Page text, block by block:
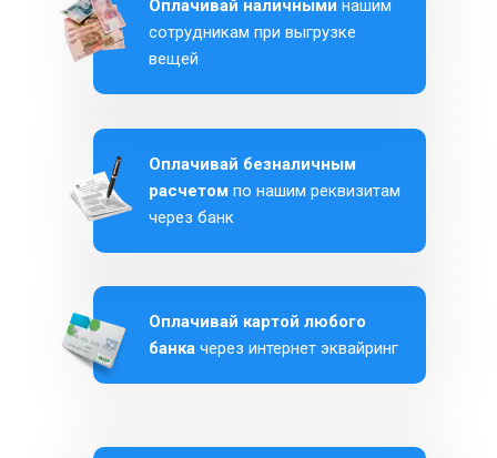
Оплачивай картой любого
банка через интернет эквайринг
Оплачивай безналичным
расчетом по нашим реквизитам
через банк
Оплачивай наличными нашим
сотрудникам при выгрузке
вещей